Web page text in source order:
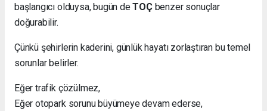
başlangıcı olduysa, bugün deTOÇbenzer sonuçlar
doğurabilir.
Çünkü şehirlerin kaderini, günlük hayatı zorlaştıran bu temel
sorunlar belirler.
Eğer trafik çözülmez,
Eğer otopark sorunu büyümeye devam ederse,